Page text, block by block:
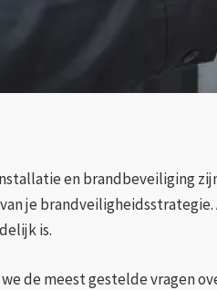
en brandbeveiliging
je
is.
de meest gestelde vragen